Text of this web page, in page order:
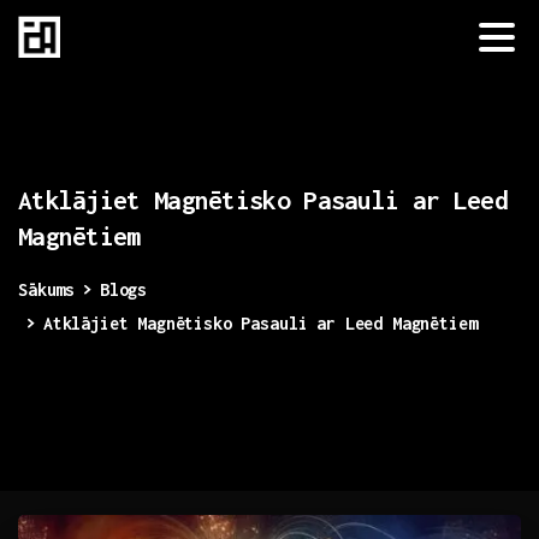
Atklājiet Magnētisko Pasauli ar Leed
Magnētiem
Sākums
Blogs
Atklājiet Magnētisko Pasauli ar Leed Magnētiem